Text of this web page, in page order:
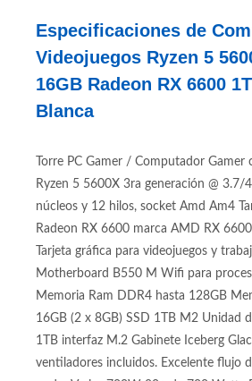
Especificaciones de
16GB Radeon RX 6600
Blanca
Torre PC Gamer / Computador Gamer
Ryzen 5 5600X 3ra generación @ 3.7/
núcleos y 12 hilos, socket Amd Am4
Radeon RX 6600 marca AMD RX
Tarjeta gráfica para videojuegos y
Motherboard B550 M Wifi para
Memoria Ram DDR4 hasta 128GB